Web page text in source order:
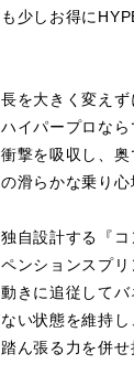
少しお得に
を大きく変え
イパープロな
撃を吸収し、
滑らかな乗り心
自設計する『
ンションスプリ
きに追従して
い状態を維持
ん張る力を併せ